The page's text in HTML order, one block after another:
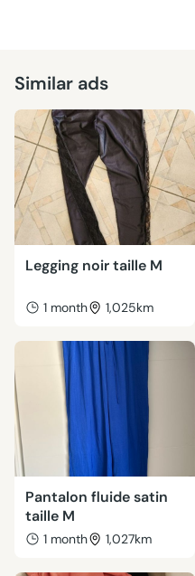
Similar ads
Legging noir taille M
1 month 1,025km
Pantalon fluide satin
taille M
1 month 1,027km